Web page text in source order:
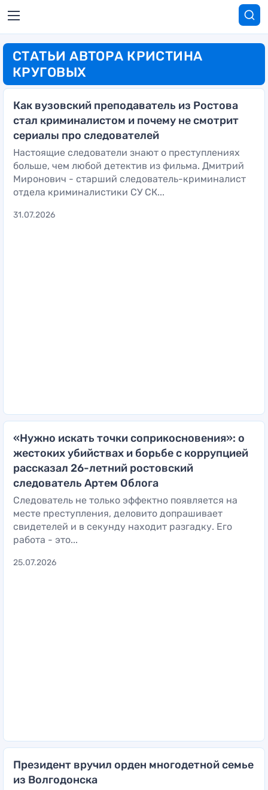
СТАТЬИ АВТОРА КРИСТИНА
КРУГОВЫХ
Как вузовский преподаватель из Ростова
стал криминалистом и почему не смотрит
сериалы про следователей
Настоящие следователи знают о преступлениях
больше, чем любой детектив из фильма. Дмитрий
Миронович - старший следователь-криминалист
отдела криминалистики СУ СК...
31.07.2026
«Нужно искать точки соприкосновения»: о
жестоких убийствах и борьбе с коррупцией
рассказал 26-летний ростовский
следователь Артем Облога
Следователь не только эффектно появляется на
месте преступления, деловито допрашивает
свидетелей и в секунду находит разгадку. Его
работа - это...
25.07.2026
Президент вручил орден многодетной семье
из Волгодонска